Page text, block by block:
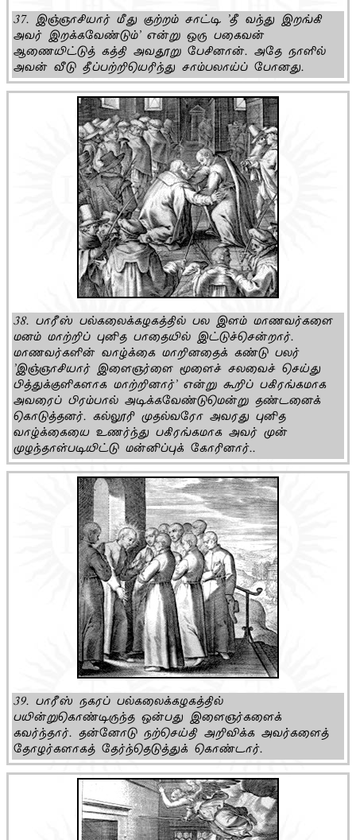
37. இஞ்ஞாசியார் மீது குற்றம் சாட்டி 'தீ வந்து இறங்கி
அவர் இறக்கவேண்டும்' என்று ஒரு பகைவன்
ஆணையிட்டுத் கத்தி அவதூறு பேசினான். அதே நாளில்
அவன் வீடு தீப்பற்றியெரிந்து சாம்பலாய்ப் போனது.
38. பாரீஸ் பல்கலைக்கழகத்தில் பல இளம் மாணவர்களை
மனம் மாற்றிப் புனித பாதையில் இட்டுச்சென்றார்.
மாணவர்களின் வாழ்க்கை மாறினதைக் கண்டு பலர்
'இஞ்ஞாசியார் இளைஞர்ளை மூளைச் சலவைச் செய்து
பித்துக்குளிகளாக மாற்றினார்' என்று கூறிப் பகிரங்கமாக
அவரைப் பிரம்பால் அடிக்கவேண்டுமென்று தண்டனைக்
கொடுத்தனர். கல்லூரி முதல்வரோ அவரது புனித
வாழ்க்கையை உணர்ந்து பகிரங்கமாக அவர் முன்
முழந்தாள்படியிட்டு மன்னிப்புக் கோரினார்..
39. பாரீஸ் நகரப் பல்கலைக்கழகத்தில்
பயின்றுகொண்டிருந்த ஒன்பது இளைஞர்களைக்
கவர்ந்தார். தன்னோடு நற்செய்தி அறிவிக்க அவர்களைத்
தோழர்களாகத் தேர்ந்தெடுத்துக் கொண்டார்.